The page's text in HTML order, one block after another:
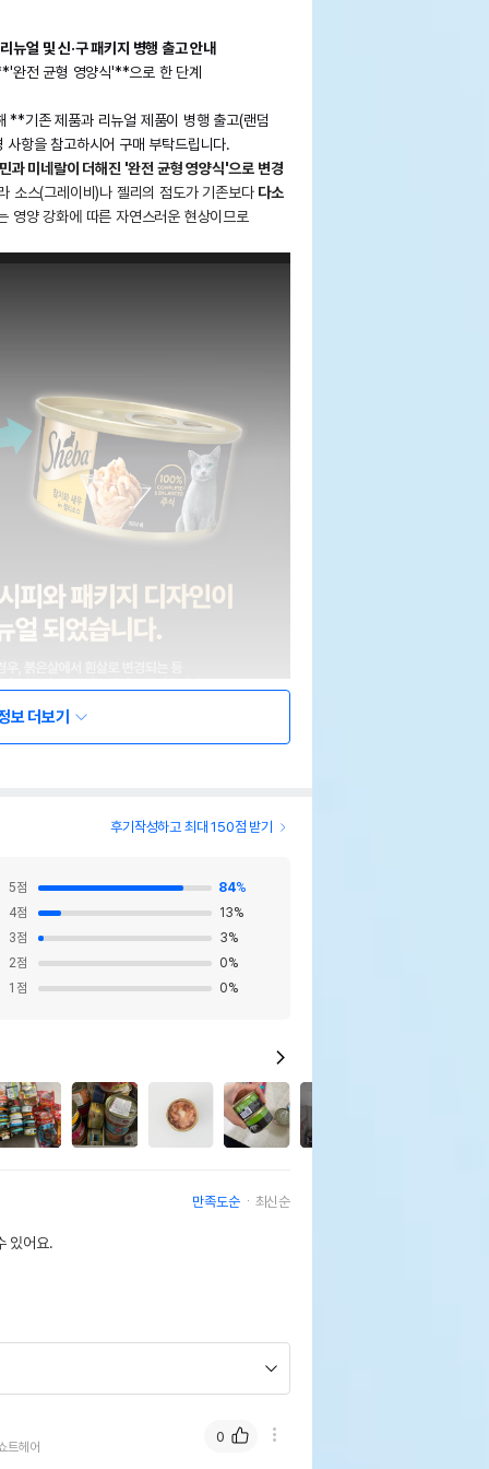
뉴얼 및 신·구 패키지 병행 출고 안내
완전 균형 영양식'**으로 한 단계
**기존 제품과 리뉴얼 제품이 병행 출고(랜덤
항을 참고하시어 구매 부탁드립니다.
과 미네랄이 더해진 '완전 균형 영양식'으로 변경
소스(그레이비)나 젤리의 점도가 기존보다 다소
영양 강화에 따른 자연스러운 현상이므로
보 더보기
후기작성하고 최대 150점 받기
5점 84%
4점 13%
3점 3%
2점 0%
1 점 0%
만족도순 최신순
있어요.
트헤어
0